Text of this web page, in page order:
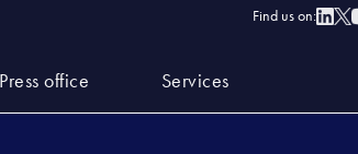
Find us on:
Press office Services